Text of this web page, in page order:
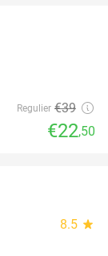
Regulier €39
€22,50
8.5 star